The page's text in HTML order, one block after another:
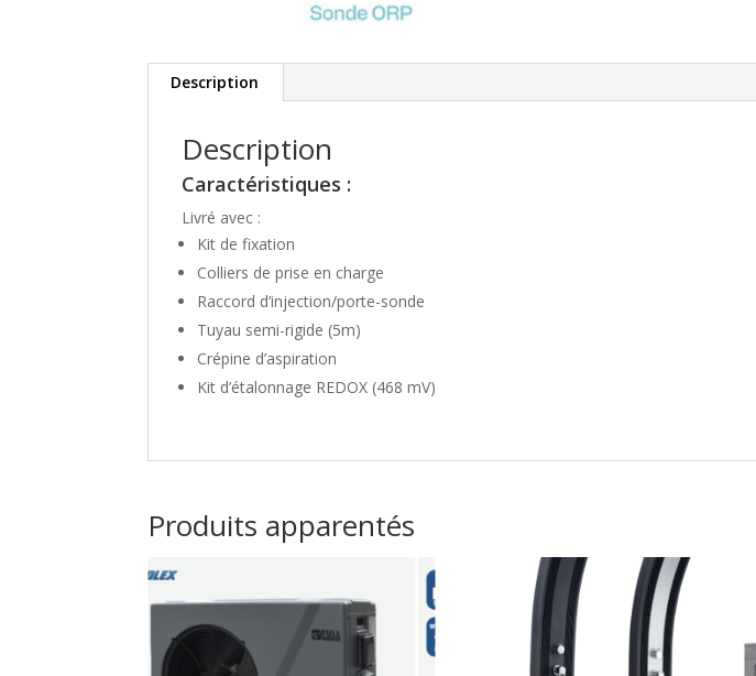
Description
Description
Caractéristiques :
Livré avec :
Kit de fixation
Colliers de prise en charge
Raccord d’injection/porte-sonde
Tuyau semi-rigide (5m)
Crépine d’aspiration
Kit d’étalonnage REDOX (468 mV)
Produits apparentés